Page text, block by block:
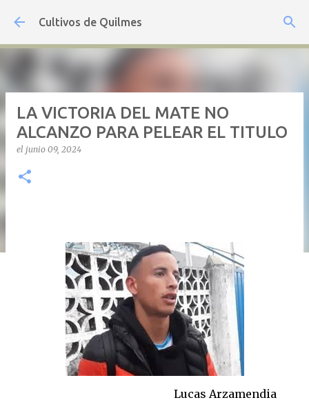
Ir al contenido principal
Cultivos de Quilmes
LA VICTORIA DEL MATE NO
ALCANZO PARA PELEAR EL TITULO
el junio 09, 2024
Lucas Arzamendia